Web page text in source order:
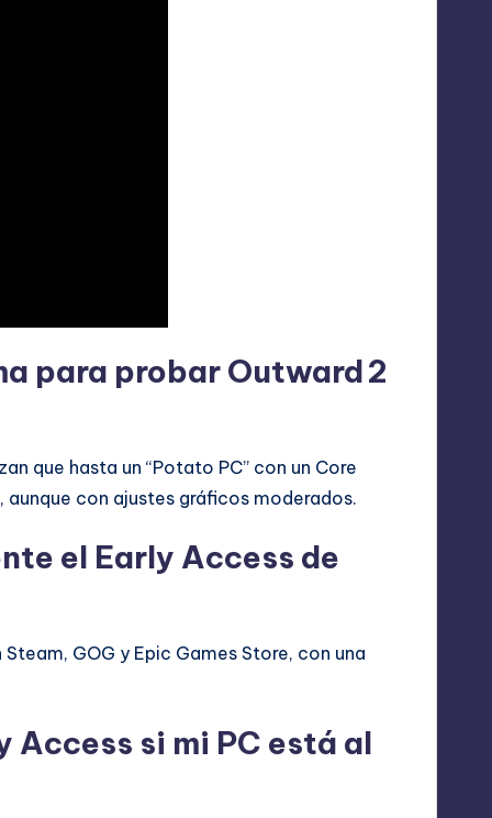
para probar Outward 2
que hasta un “Potato PC” con un Core
aunque con ajustes gráficos moderados.
el Early Access de
GOG y Epic Games Store, con una
Access si mi PC está al